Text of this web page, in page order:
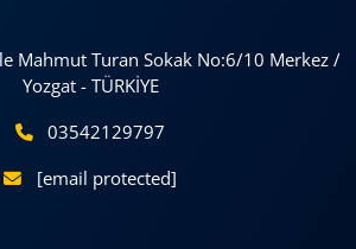
Mahmut Turan Sokak No:6/10 Merkez /
Yozgat - TÜRKİYE
03542129797
[email protected]